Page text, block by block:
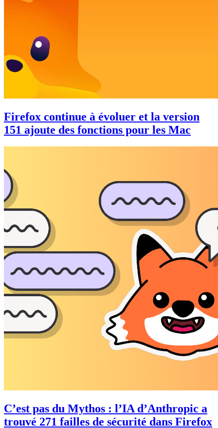
Firefox continue à évoluer et la version
151 ajoute des fonctions pour les Mac
C’est pas du Mythos : l’IA d’Anthropic a
trouvé 271 failles de sécurité dans Firefox